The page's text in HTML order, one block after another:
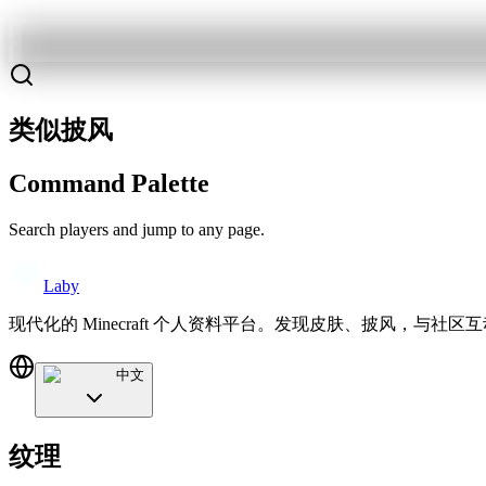
类似披风
Command Palette
Search players and jump to any page.
Laby
现代化的 Minecraft 个人资料平台。发现皮肤、披风，与社区
中文
纹理